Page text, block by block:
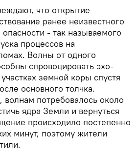
что открытие
ранее неизвестного
- так называемого
процессов на
Волны от одного
спровоцировать эхо-
земной коры спустя
основного толчка.
волнам потребовалось около
ядра Земли и вернуться
происходило постепенно
минут, поэтому жители